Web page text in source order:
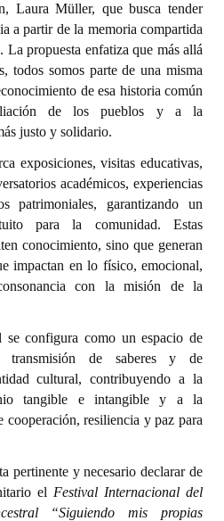
- Registro
Laura Müller, que busca tender
a partir de la memoria compartida
La propuesta enfatiza que más allá
todos somos parte de una misma
de esa historia común
de los pueblos y a la
justo y solidario.
exposiciones, visitas educativas,
académicos, experiencias
patrimoniales, garantizando un
para la comunidad. Estas
conocimiento, sino que generan
impactan en lo físico, emocional,
con la misión de la
se configura como un espacio de
transmisión de saberes y de
cultural, contribuyendo a la
tangible e intangible y a la
cooperación, resiliencia y paz para
pertinente y necesario declarar de
el Festival Internacional del
“Siguiendo mis propias